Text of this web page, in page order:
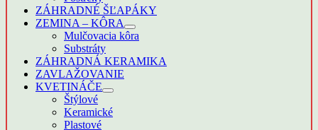
ZÁHRADNÉ ŠĽAPÁKY
ZEMINA – KÔRA
Mulčovacia kôra
Substráty
ZÁHRADNÁ KERAMIKA
ZAVLAŽOVANIE
KVETINÁČE
Štýlové
Keramické
Plastové